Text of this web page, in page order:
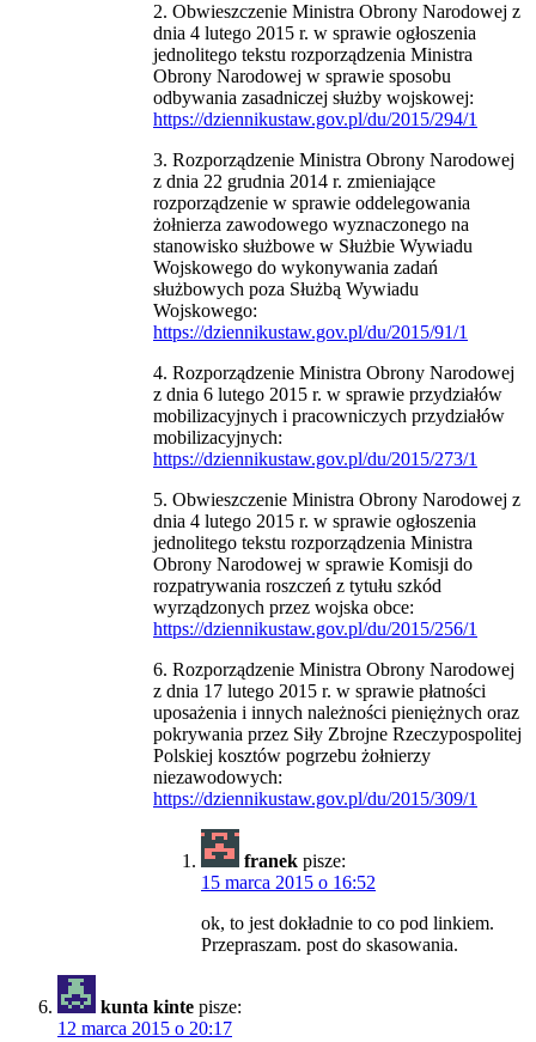
2. Obwieszczenie Ministra Obrony Narodowej z
dnia 4 lutego 2015 r. w sprawie ogłoszenia
jednolitego tekstu rozporządzenia Ministra
Obrony Narodowej w sprawie sposobu
odbywania zasadniczej służby wojskowej:
https://dziennikustaw.gov.pl/du/2015/294/1
3. Rozporządzenie Ministra Obrony Narodowej
z dnia 22 grudnia 2014 r. zmieniające
rozporządzenie w sprawie oddelegowania
żołnierza zawodowego wyznaczonego na
stanowisko służbowe w Służbie Wywiadu
Wojskowego do wykonywania zadań
służbowych poza Służbą Wywiadu
Wojskowego:
https://dziennikustaw.gov.pl/du/2015/91/1
4. Rozporządzenie Ministra Obrony Narodowej
z dnia 6 lutego 2015 r. w sprawie przydziałów
mobilizacyjnych i pracowniczych przydziałów
mobilizacyjnych:
https://dziennikustaw.gov.pl/du/2015/273/1
5. Obwieszczenie Ministra Obrony Narodowej z
dnia 4 lutego 2015 r. w sprawie ogłoszenia
jednolitego tekstu rozporządzenia Ministra
Obrony Narodowej w sprawie Komisji do
rozpatrywania roszczeń z tytułu szkód
wyrządzonych przez wojska obce:
https://dziennikustaw.gov.pl/du/2015/256/1
6. Rozporządzenie Ministra Obrony Narodowej
z dnia 17 lutego 2015 r. w sprawie płatności
uposażenia i innych należności pieniężnych oraz
pokrywania przez Siły Zbrojne Rzeczypospolitej
Polskiej kosztów pogrzebu żołnierzy
niezawodowych:
https://dziennikustaw.gov.pl/du/2015/309/1
franek pisze:
15 marca 2015 o 16:52
ok, to jest dokładnie to co pod linkiem.
Przepraszam. post do skasowania.
kunta kinte pisze:
12 marca 2015 o 20:17